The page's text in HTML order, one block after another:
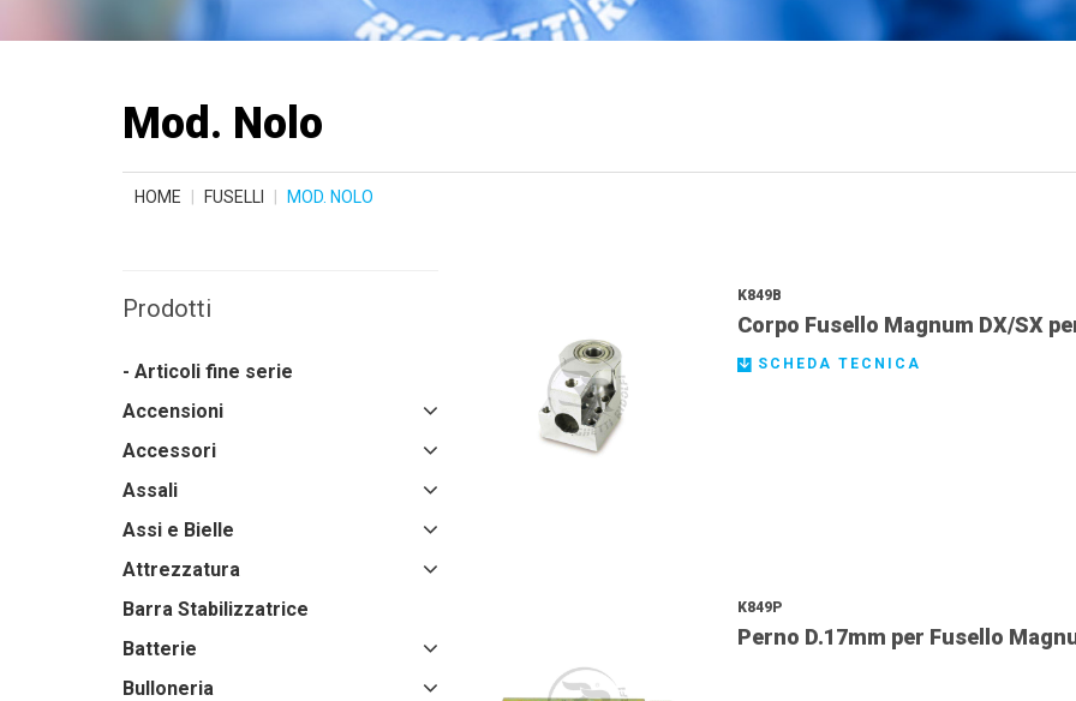
Mod. Nolo
HOME FUSELLI MOD. NOLO
Prodotti
- Articoli fine serie
Accensioni
Accessori
Assali
Assi e Bielle
Attrezzatura
Barra Stabilizzatrice
Batterie
Bulloneria
K849B
Corpo Fusello Magnum DX/SX
SCHEDA TECNICA
K849P
Perno D.17mm per Fusello